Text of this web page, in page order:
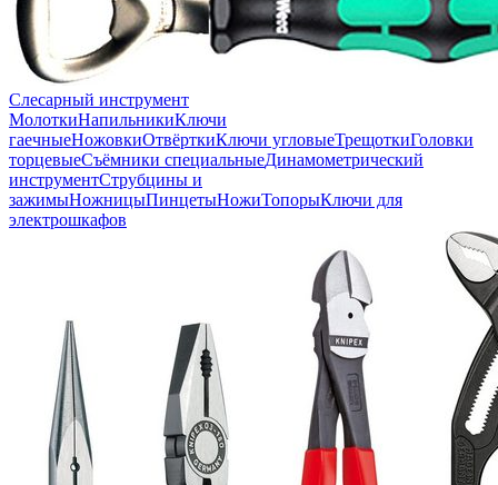
Слесарный инструмент
МолоткиНапильникиКлючи
гаечныеНожовкиОтвёрткиКлючи угловыеТрещоткиГоловки
торцевыеСъёмники специальныеДинамометрический
инструментСтрубцины и
зажимыНожницыПинцетыНожиТопорыКлючи для
электрошкафов